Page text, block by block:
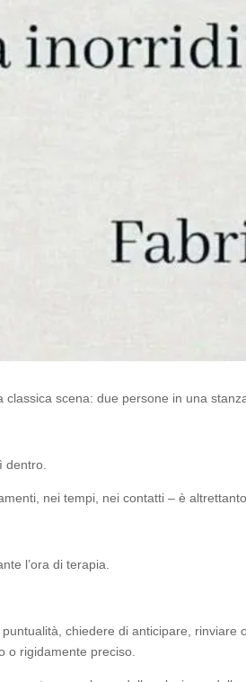
scena: due persone in una
dentro.
nei tempi, nei contatti – è
l’ora di terapia.
chiedere di anticipare,
o rigidamente preciso.